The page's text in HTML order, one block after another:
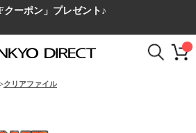
ーポン」プレゼント♪
>クリアファイル